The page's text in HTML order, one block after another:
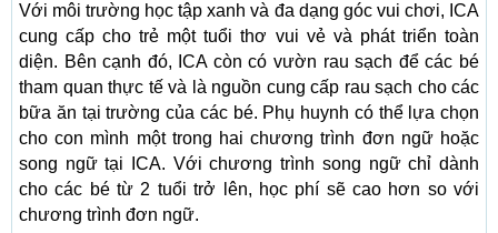
Với môi trường học tập xanh và đa dạng góc vui chơi, ICA
cung cấp cho trẻ một tuổi thơ vui vẻ và phát triển toàn
diện. Bên cạnh đó, ICA còn có vườn rau sạch để các bé
tham quan thực tế và là nguồn cung cấp rau sạch cho các
bữa ăn tại trường của các bé. Phụ huynh có thể lựa chọn
cho con mình một trong hai chương trình đơn ngữ hoặc
song ngữ tại ICA. Với chương trình song ngữ chỉ dành
cho các bé từ 2 tuổi trở lên, học phí sẽ cao hơn so với
chương trình đơn ngữ.